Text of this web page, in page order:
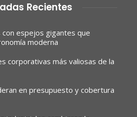
Recientes
espejos gigantes que
moderna
corporativas más valiosas de la
en presupuesto y cobertura